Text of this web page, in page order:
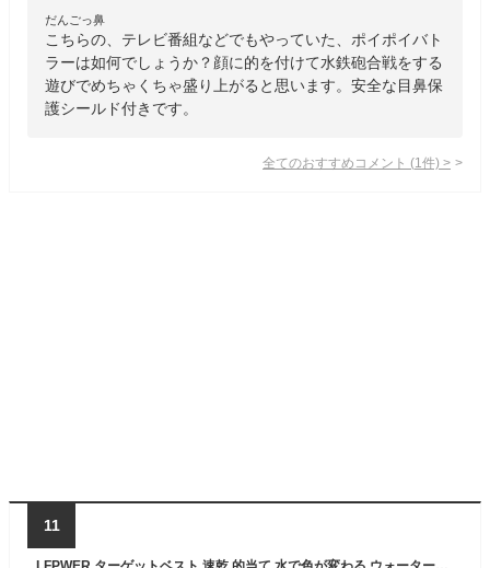
だんごっ鼻
こちらの、テレビ番組などでもやっていた、ポイポイバト
ラーは如何でしょうか？顔に的を付けて水鉄砲合戦をする
遊びでめちゃくちゃ盛り上がると思います。安全な目鼻保
護シールド付きです。
全てのおすすめコメント (1 件) >
11
LFPWER ターゲットベスト 速乾 的当て 水で色が変わる ウォーターグッズ 水鉄砲対戦 サバゲーなどに ブラック TABT5440-BK-LP